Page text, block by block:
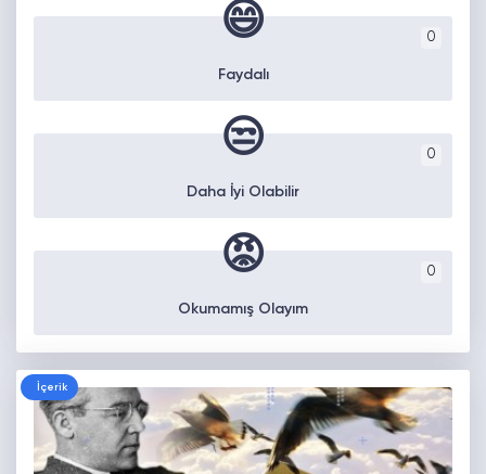
0
😄
Faydalı
0
😒
Daha İyi Olabilir
0
😡
Okumamış Olayım
İçerik